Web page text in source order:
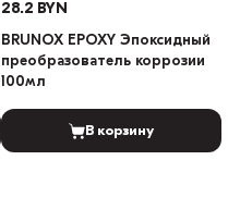
28.2 BYN
BRUNOX EPOXY Эпоксидный
преобразователь коррозии
100мл
В корзину